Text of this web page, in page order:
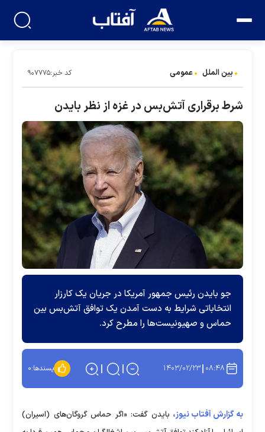
بین الملل عمومی کد خبر:۹۰۷۷۷۵
شرط برقراری آتش‌بس در غزه از نظر بایدن
جو بایدن رئیس جمهور آمریکا در جریان یک کارزار
انتخاباتی شرایط به دست آمدن یک توافق آتش‌بس بین
حماس و صهیونیست‌ها را مطرح کرد.
۰۸:۴۸ ۱۴۰۳/۰۲/۲۳ پسندها:۰
به گزارش آفتاب نیوز، بایدن گفت: «اگر حماس گروگان‌های (اسیران)